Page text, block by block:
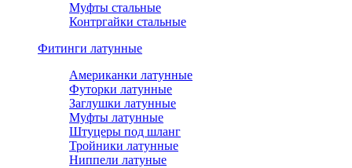
Муфты стальные
Контргайки стальные
Фитинги латунные
Американки латунные
Футорки латунные
Заглушки латунные
Муфты латунные
Штуцеры под шланг
Тройники латунные
Ниппели латуные